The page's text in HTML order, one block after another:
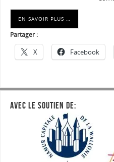
EN SAVOIR PLUS …
Partager :
X Facebook
AVEC LE SOUTIEN DE: